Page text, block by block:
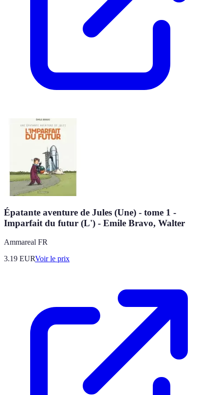
Épatante aventure de Jules (Une) - tome 1 -
Imparfait du futur (L') - Emile Bravo, Walter
Ammareal FR
3.19 EURVoir le prix